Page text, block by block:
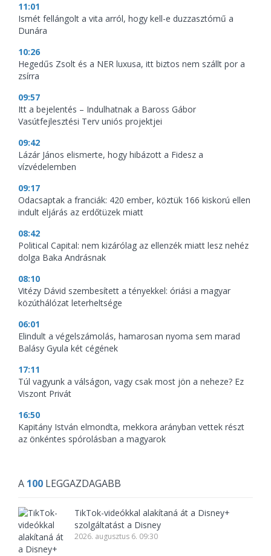
11:01
Ismét fellángolt a vita arról, hogy kell-e duzzasztómű a
Dunára
10:26
Hegedűs Zsolt és a NER luxusa, itt biztos nem szállt por a
zsírra
09:57
Itt a bejelentés – Indulhatnak a Baross Gábor
Vasútfejlesztési Terv uniós projektjei
09:42
Lázár János elismerte, hogy hibázott a Fidesz a
vízvédelemben
09:17
Odacsaptak a franciák: 420 ember, köztük 166 kiskorú ellen
indult eljárás az erdőtüzek miatt
08:42
Political Capital: nem kizárólag az ellenzék miatt lesz nehéz
dolga Baka Andrásnak
08:10
Vitézy Dávid szembesített a tényekkel: óriási a magyar
közúthálózat leterheltsége
06:01
Elindult a végelszámolás, hamarosan nyoma sem marad
Balásy Gyula két cégének
17:11
Túl vagyunk a válságon, vagy csak most jön a neheze? Ez
Viszont Privát
16:50
Kapitány István elmondta, mekkora arányban vettek részt
az önkéntes spórolásban a magyarok
A 100 LEGGAZDAGABB
TikTok-videókkal alakítaná át a Disney+
szolgáltatást a Disney
2026. augusztus 6. 09:30